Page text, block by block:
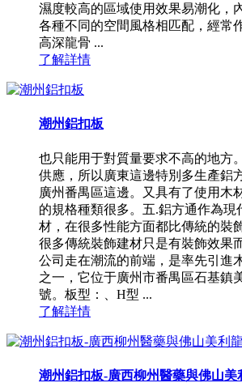
濕度較高的區域使用效果易潮化，
各種不同的空間風格相匹配，經常
高深龍骨 ...
了解詳情
潮州鋁扣板
也只能用于對質量要求不高的地方
供應，所以廣東這邊特別多生產鋁
廣州番禺區這邊。又具有了使用木
的規格種類很多。五.鋁方通作為現
材，在很多性能方面都比傳統的裝
很多傳統裝飾建材只是有裝飾效果
公司走在潮流的前端，是率先引進
之一，它位于廣州市番禺區石基鎮
號。板型：、H型 ...
了解詳情
潮州鋁扣板-廣西柳州醫藥與佛山美